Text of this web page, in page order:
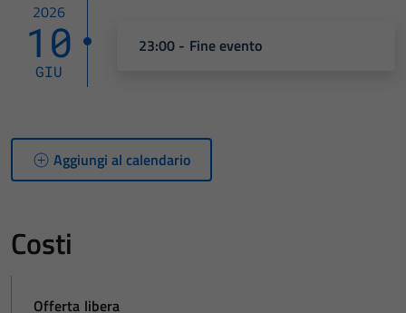
2026
10
GIU
23:00 - Fine evento
Aggiungi al calendario
Costi
Offerta libera